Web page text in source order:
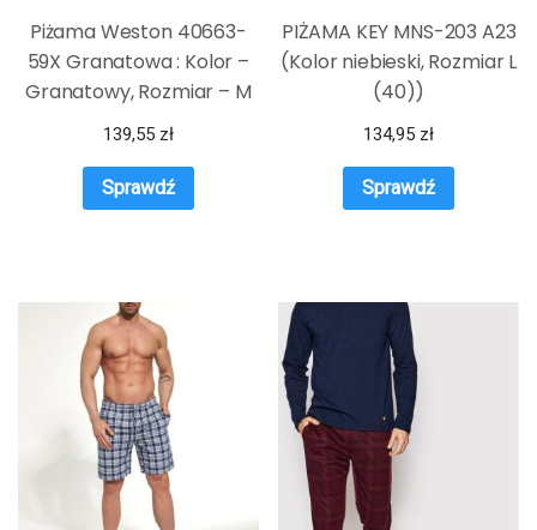
Piżama Weston 40663-
59X Granatowa : Kolor –
Granatowy, Rozmiar – M
139,55 zł
Sprawdź
PIŻAMA KEY MNS-203 A23
(Kolor niebieski, Rozmiar L
(40))
134,95 zł
Sprawdź